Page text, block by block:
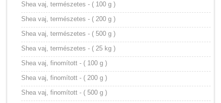
Shea vaj, természetes - ( 100 g )
Shea vaj, természetes - ( 200 g )
Shea vaj, természetes - ( 500 g )
Shea vaj, természetes - ( 25 kg )
Shea vaj, finomított - ( 100 g )
Shea vaj, finomított - ( 200 g )
Shea vaj, finomított - ( 500 g )